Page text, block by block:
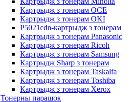
Картрыдж з тонерам OCE
Картрыдж з тонерам OKI
P5021cdn-картрыдж з тонерам
Картрыдж з тонерам Panasonic
Картрыдж з тонерам Ricoh
Картрыдж з тонерам Samsung
Картрыдж Sharp з тонерам
Картрыдж з тонерам Taskalfa
Картрыдж з тонерам Toshiba
Картрыдж з тонерам Xerox
Тонерны парашок